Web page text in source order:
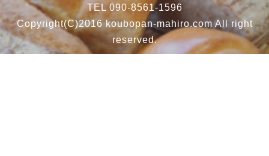
TEL 090-8561-1596
Copyright(C)2016 koubopan-mahiro.com All right
reserved.